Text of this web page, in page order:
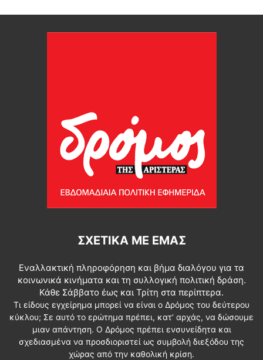
ΣΧΕΤΙΚΆ ΜΕ ΕΜΆΣ
Εναλλακτική πληροφόρηση και βήμα διαλόγου για τα
κοινωνικά κινήματα και τη συλλογική πολιτική δράση.
Κάθε Σάββατο έως και Τρίτη στα περίπτερα.
Τι είδους εγχείρημα μπορεί να είναι ο Δρόμος του δεύτερου
κύκλου; Σε αυτό το ερώτημα πρέπει, κατ’ αρχάς, να δώσουμε
μιαν απάντηση. Ο Δρόμος πρέπει ενσυνείδητα και
σχεδιασμένα να προσδιοριστεί ως συμβολή διεξόδου της
χώρας από την καθολική κρίση.